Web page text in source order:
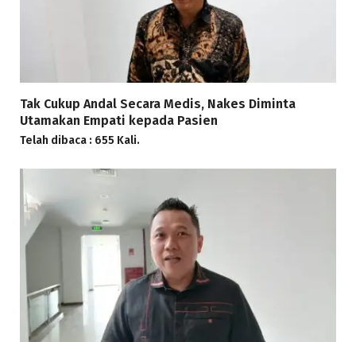
Tak Cukup Andal Secara Medis, Nakes Diminta
Utamakan Empati kepada Pasien
Telah dibaca : 655 Kali.